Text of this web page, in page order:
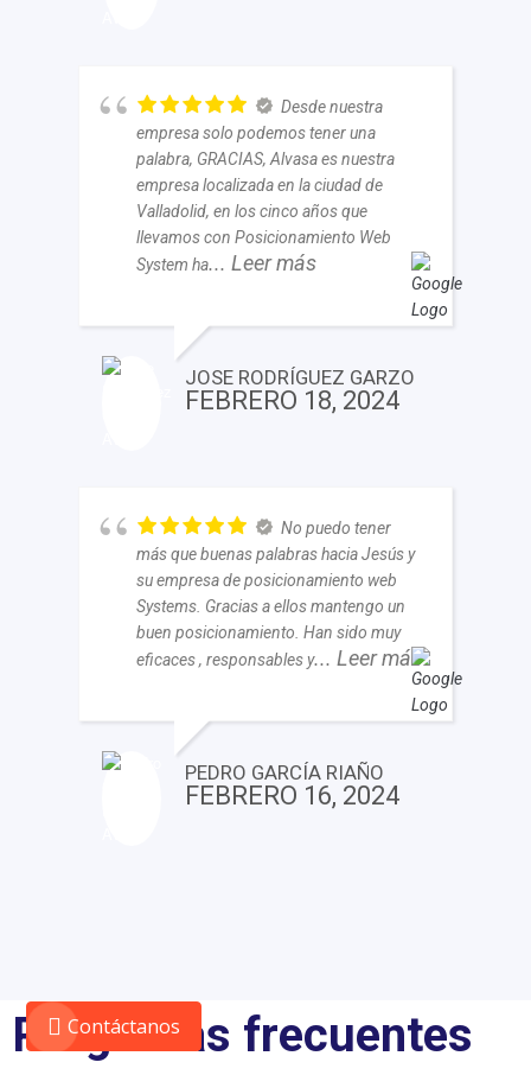
Desde nuestra
empresa solo podemos tener una
palabra, GRACIAS, Alvasa es nuestra
empresa localizada en la ciudad de
Valladolid, en los cinco años que
llevamos con Posicionamiento Web
System ha... Leer más
JOSE RODRÍGUEZ GARZO
FEBRERO 18, 2024
No puedo tener
más que buenas palabras hacia Jesús y
su empresa de posicionamiento web
Systems. Gracias a ellos mantengo un
buen posicionamiento. Han sido muy
eficaces , responsables y... Leer más
PEDRO GARCÍA RIAÑO
FEBRERO 16, 2024
Preguntas frecuentes
Contáctanos